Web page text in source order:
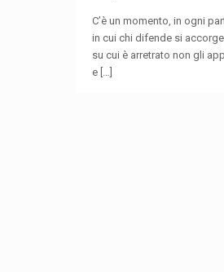
C’è un momento, in ogni
in cui chi difende si
su cui è arretrato non gli
e[…]